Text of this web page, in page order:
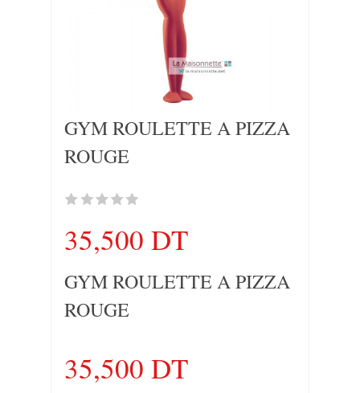
GYM ROULETTE A PIZZA
ROUGE
35,500 DT
GYM ROULETTE A PIZZA
ROUGE
35,500 DT